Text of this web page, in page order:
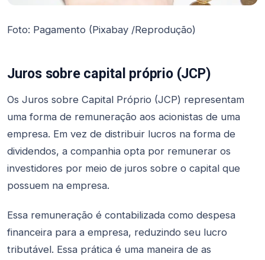
Foto: Pagamento (Pixabay /Reprodução)
Juros sobre capital próprio (JCP)
Os Juros sobre Capital Próprio (JCP) representam
uma forma de remuneração aos acionistas de uma
empresa. Em vez de distribuir lucros na forma de
dividendos, a companhia opta por remunerar os
investidores por meio de juros sobre o capital que
possuem na empresa.
Essa remuneração é contabilizada como despesa
financeira para a empresa, reduzindo seu lucro
tributável. Essa prática é uma maneira de as